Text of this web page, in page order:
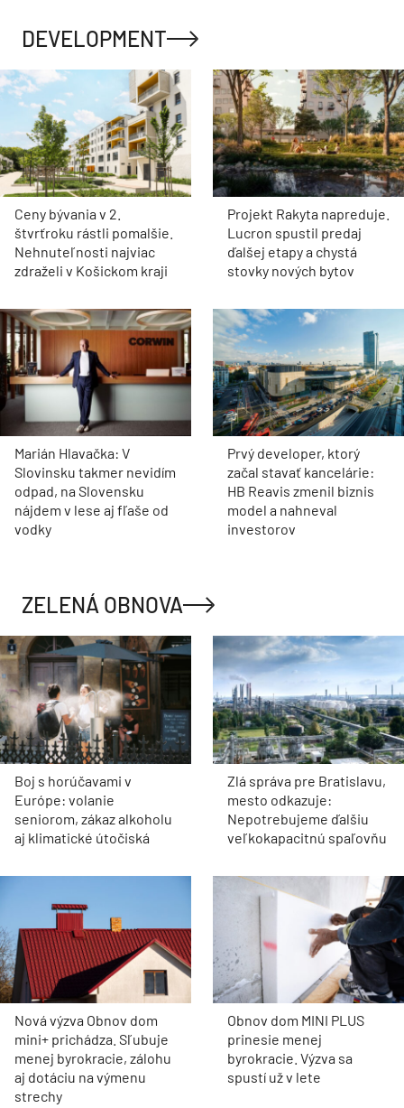
DEVELOPMENT
Ceny bývania v 2.
štvrťroku rástli pomalšie.
Nehnuteľnosti najviac
zdraželi v Košickom kraji
Projekt Rakyta napreduje.
Lucron spustil predaj
ďalšej etapy a chystá
stovky nových bytov
Marián Hlavačka: V
Slovinsku takmer nevidím
odpad, na Slovensku
nájdem v lese aj fľaše od
vodky
Prvý developer, ktorý
začal stavať kancelárie:
HB Reavis zmenil biznis
model a nahneval
investorov
ZELENÁ OBNOVA
Boj s horúčavami v
Európe: volanie
seniorom, zákaz alkoholu
aj klimatické útočiská
Zlá správa pre Bratislavu,
mesto odkazuje:
Nepotrebujeme ďalšiu
veľkokapacitnú spaľovňu
Nová výzva Obnov dom
mini+ prichádza. Sľubuje
menej byrokracie, zálohu
aj dotáciu na výmenu
strechy
Obnov dom MINI PLUS
prinesie menej
byrokracie. Výzva sa
spustí už v lete